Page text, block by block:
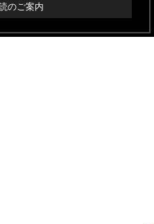
のご案内